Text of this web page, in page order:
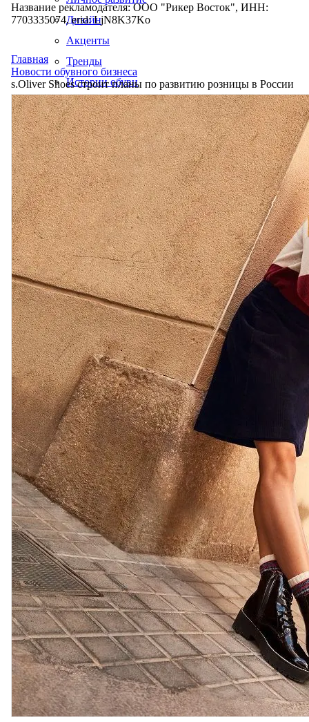
Дизайн
Акценты
Тренды
Истории обуви
Производство
Название рекламодателя: ООО "Рикер Восток", ИНН:
7703335074, erid: LjN8K37Ko
Главная
Новости обувного бизнеса
s.Oliver Shoes строит планы по развитию розницы в России